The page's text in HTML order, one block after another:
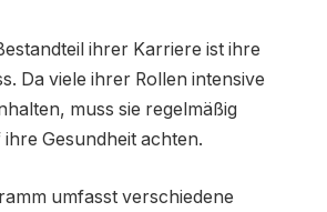
ihrer Karriere ist ihre
Da viele ihrer Rollen intensive
muss sie regelmäßig
Gesundheit achten.
umfasst verschiedene